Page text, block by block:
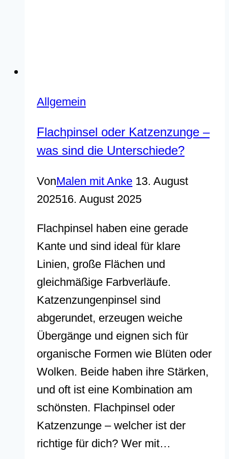
Allgemein
Flachpinsel oder Katzenzunge –
was sind die Unterschiede?
VonMalen mit Anke 13. August
202516. August 2025
Flachpinsel haben eine gerade
Kante und sind ideal für klare
Linien, große Flächen und
gleichmäßige Farbverläufe.
Katzenzungenpinsel sind
abgerundet, erzeugen weiche
Übergänge und eignen sich für
organische Formen wie Blüten oder
Wolken. Beide haben ihre Stärken,
und oft ist eine Kombination am
schönsten. Flachpinsel oder
Katzenzunge – welcher ist der
richtige für dich? Wer mit…